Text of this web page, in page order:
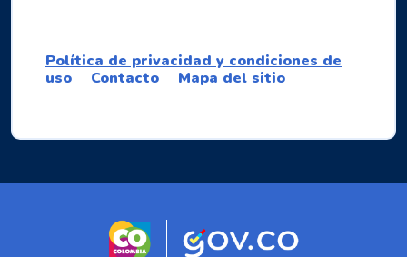
Política de privacidad y condiciones de
uso
Contacto Mapa del sitio
Logo marca Colombia